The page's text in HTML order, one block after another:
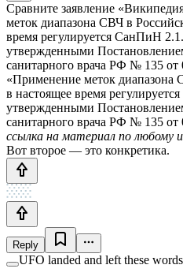
Сравните заявление
меток диапазона СВЧ в
время регулируется СанПиН
утвержденными
санитарного врача РФ № 135 от
«Применение меток диапазона
в настоящее время
утвержденными
санитарного врача РФ № 135 от
ссылка на материал по любому
Вот второе — это конкретика.
Reply
UFO landed and left these